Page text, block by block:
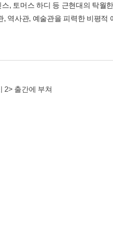
, 토머스 하디 등 근현대의 탁월
역사관, 예술관을 피력한 비평적
2> 출간에 부쳐